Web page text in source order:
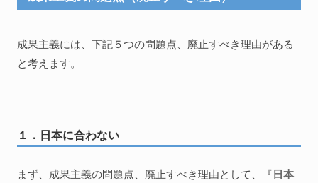
成果主義には、下記５つの問題点、廃止すべき理由がある
と考えます。
１．日本に合わない
まず、成果主義の問題点、廃止すべき理由として、『日本